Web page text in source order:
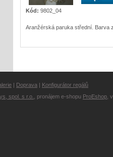
Kód: 9802_04
Aranžérská paruka střední. Barva
| Doprava | Konfigurátor regálů
spol. s r.o. , pronájem e-shopu ProEshop ,